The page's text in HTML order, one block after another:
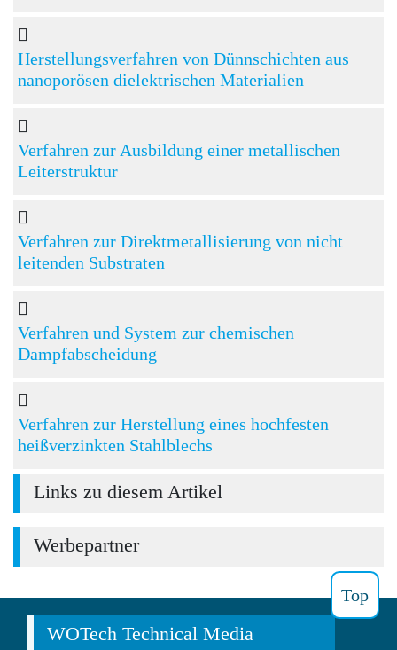
Herstellungsverfahren von Dünnschichten aus
nanoporösen dielektrischen Materialien
Verfahren zur Ausbildung einer metallischen
Leiterstruktur
Verfahren zur Direktmetallisierung von nicht
leitenden Substraten
Verfahren und System zur chemischen
Dampfabscheidung
Verfahren zur Herstellung eines hochfesten
heißverzinkten Stahlblechs
Links zu diesem Artikel
Werbepartner
Top
WOTech Technical Media